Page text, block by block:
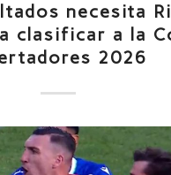
necesita
clasificar a la
2026